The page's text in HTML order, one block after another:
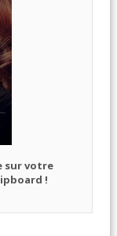
sur votre
!